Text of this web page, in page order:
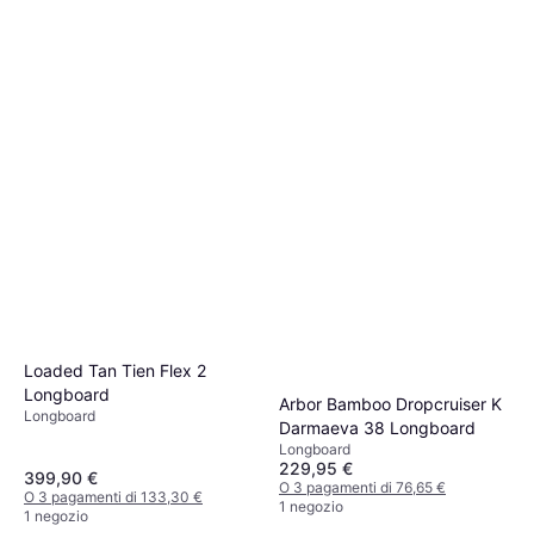
Loaded Tan Tien Flex 2
Longboard
Longboard
399,90 €
O 3 pagamenti di 133,30 €
1 negozio
Arbor Bamboo Dropcruiser K
Darmaeva 38 Longboard
Longboard
229,95 €
O 3 pagamenti di 76,65 €
1 negozio